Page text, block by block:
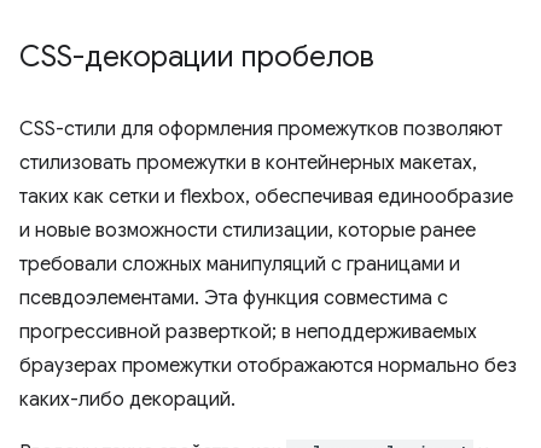
CSS-декорации пробелов
CSS-стили для оформления промежутков позволяют
стилизовать промежутки в контейнерных макетах,
таких как сетки и flexbox, обеспечивая единообразие
и новые возможности стилизации, которые ранее
требовали сложных манипуляций с границами и
псевдоэлементами. Эта функция совместима с
прогрессивной разверткой; в неподдерживаемых
браузерах промежутки отображаются нормально без
каких-либо декораций.